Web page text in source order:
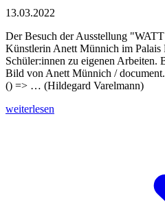
13.03.2022
Der Besuch der Ausstellung
Künstlerin Anett Münnich im Palais
Schüler:innen zu eigenen Arbeiten.
Bild von Anett Münnich /
() => … (Hildegard Varelmann)
weiterlesen